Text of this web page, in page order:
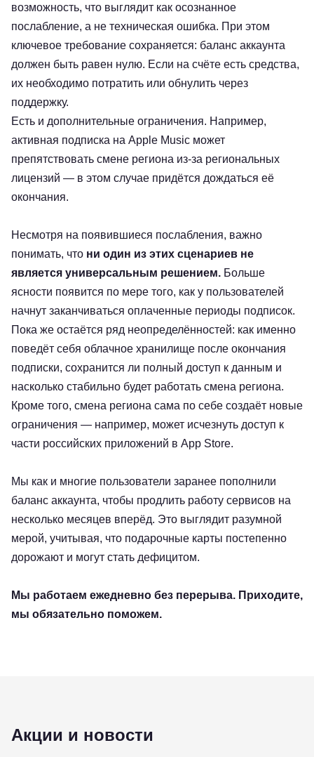
возможность, что выглядит как осознанное
послабление, а не техническая ошибка. При этом
ключевое требование сохраняется: баланс аккаунта
должен быть равен нулю. Если на счёте есть средства,
их необходимо потратить или обнулить через
поддержку.
Есть и дополнительные ограничения. Например,
активная подписка на Apple Music может
препятствовать смене региона из-за региональных
лицензий — в этом случае придётся дождаться её
окончания.
Несмотря на появившиеся послабления, важно
понимать, что ни один из этих сценариев не
является универсальным решением. Больше
ясности появится по мере того, как у пользователей
начнут заканчиваться оплаченные периоды подписок.
Пока же остаётся ряд неопределённостей: как именно
поведёт себя облачное хранилище после окончания
подписки, сохранится ли полный доступ к данным и
насколько стабильно будет работать смена региона.
Кроме того, смена региона сама по себе создаёт новые
ограничения — например, может исчезнуть доступ к
части российских приложений в App Store.
Мы как и многие пользователи заранее пополнили
баланс аккаунта, чтобы продлить работу сервисов на
несколько месяцев вперёд. Это выглядит разумной
мерой, учитывая, что подарочные карты постепенно
дорожают и могут стать дефицитом.
Мы работаем ежедневно без перерыва. Приходите,
мы обязательно поможем.
Акции и новости